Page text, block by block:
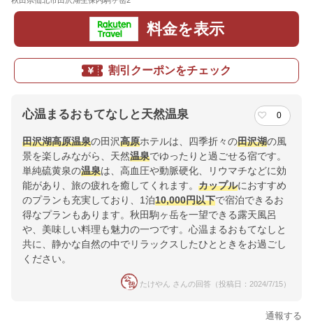
料金を表示
割引クーポンをチェック
心温まるおもてなしと天然温泉 0
田沢湖高原温泉の田沢高原ホテルは、四季折々の田沢湖の風
景を楽しみながら、天然温泉でゆったりと過ごせる宿です。
単純硫黄泉の温泉は、高血圧や動脈硬化、リウマチなどに効
能があり、旅の疲れを癒してくれます。 カップルにおすすめ
のプランも充実しており、1泊10,000円以下で宿泊できるお
得なプランもあります。秋田駒ヶ岳を一望できる露天風呂
や、美味しい料理も魅力の一つです。心温まるおもてなしと
共に、静かな自然の中でリラックスしたひとときをお過ごし
ください。
たけやん さんの回答（投稿日：2024/7/15）
通報する